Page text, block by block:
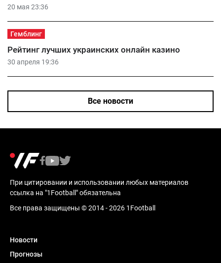
20 мая 23:36
Гемблинг
30 апреля 19:36
Рейтинг лучших украинских онлайн казино
Все новости
При цитировании и использовании любых материалов
ссылка на "1Football" обязательна
Все права защищены © 2014 - 2026 1Football
Новости
Прогнозы